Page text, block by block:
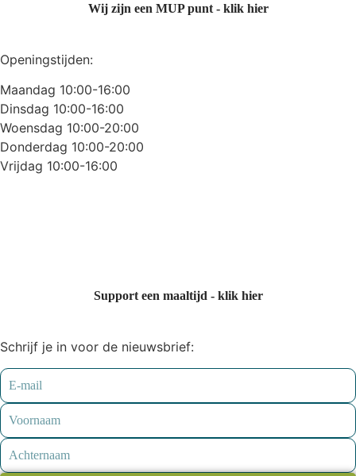
Wij zijn een MUP punt - klik hier
Openingstijden:
Maandag 10:00-16:00
Dinsdag 10:00-16:00
Woensdag 10:00-20:00
Donderdag 10:00-20:00
Vrijdag 10:00-16:00
Support een maaltijd - klik hier
Schrijf je in voor de nieuwsbrief: